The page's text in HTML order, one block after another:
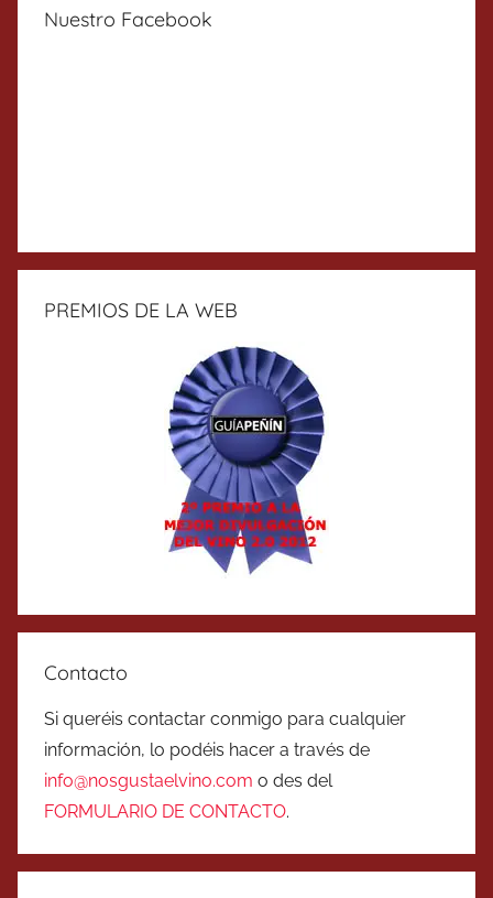
Nuestro Facebook
PREMIOS DE LA WEB
Contacto
Si queréis contactar conmigo para cualquier
información, lo podéis hacer a través de
info@nosgustaelvino.com o des del
FORMULARIO DE CONTACTO.